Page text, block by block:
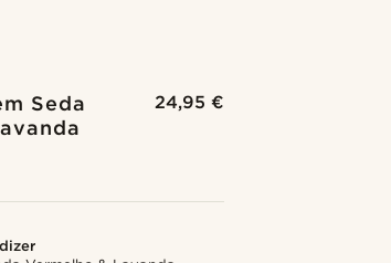
Seda
24,95 €